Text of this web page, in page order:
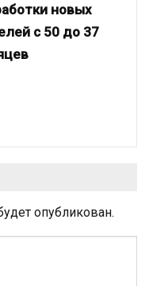
новых
с 50 до 37
опубликован.